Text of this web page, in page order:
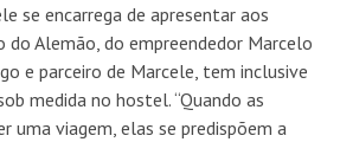
se encarrega de apresentar aos
do Alemão, do empreendedor Marcelo
e parceiro de Marcele, tem inclusive
medida no hostel. “Quando as
uma viagem, elas se predispõem a